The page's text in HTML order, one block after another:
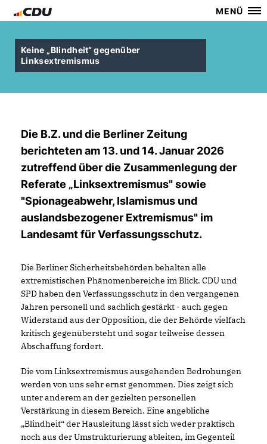
MENÜ
Keine „Blindheit“ gegenüber
Linksextremismus
Die B.Z. und die Berliner Zeitung
berichteten am 13. und 14. Januar 2026
zutreffend über die Zusammenlegung der
Referate „Linksextremismus" sowie
"Spionageabwehr, Islamismus und
auslandsbezogener Extremismus" im
Landesamt für Verfassungsschutz.
Die Berliner Sicherheitsbehörden behalten alle
extremistischen Phänomenbereiche im Blick. CDU und
SPD haben den Verfassungsschutz in den vergangenen
Jahren personell und sachlich gestärkt - auch gegen
Widerstand aus der Opposition, die der Behörde vielfach
kritisch gegenübersteht und sogar teilweise dessen
Abschaffung fordert.
Die vom Linksextremismus ausgehenden Bedrohungen
werden von uns sehr ernst genommen. Dies zeigt sich
unter anderem an der gezielten personellen
Verstärkung in diesem Bereich. Eine angebliche
Blindheit“ der Hausleitung lässt sich weder praktisch
noch aus der Umstrukturierung ableiten, im Gegenteil